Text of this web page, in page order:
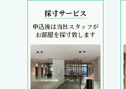
採寸サービス
申込後は当社スタッフが
お部屋を採寸致します